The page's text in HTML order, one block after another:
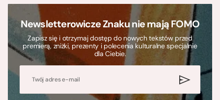
Newsletterowicze Znaku nie mają FOMO
Zapisz się i otrzymaj dostęp do nowych tekstów przed
premierą, zniżki, prezenty i polecenia kulturalne specjalnie
dla Ciebie.